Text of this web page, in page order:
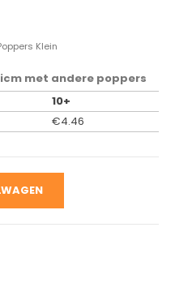
Klein
icm met andere poppers
10+
€4.46